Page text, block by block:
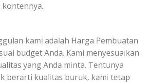
kami adalah Harga Pembuatan
budget Anda. Kami menyesuaikan
yang Anda minta. Tentunya
berarti kualitas buruk, kami tetap